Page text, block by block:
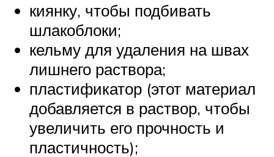
киянку, чтобы подбивать
шлакоблоки;
кельму для удаления на швах
лишнего раствора;
пластификатор (этот материал
добавляется в раствор, чтобы
увеличить его прочность и
пластичность);